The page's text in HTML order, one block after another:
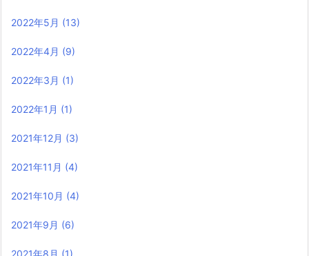
2022年5月 (13)
2022年4月 (9)
2022年3月 (1)
2022年1月 (1)
2021年12月 (3)
2021年11月 (4)
2021年10月 (4)
2021年9月 (6)
2021年8月 (1)